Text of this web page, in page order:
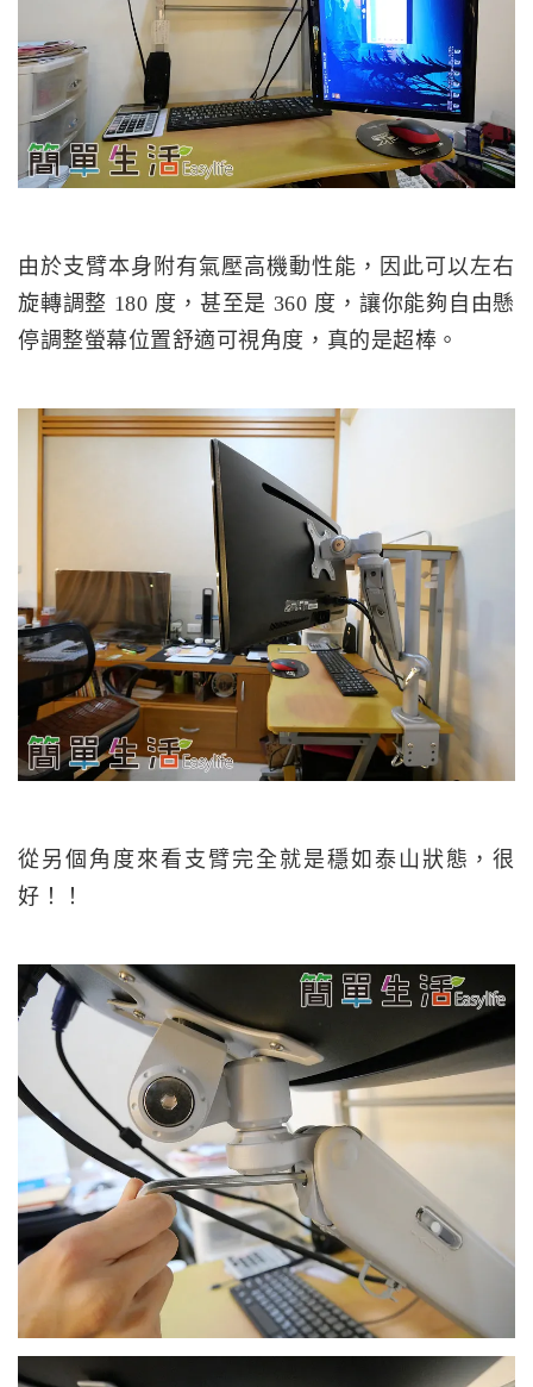
由於支臂本身附有氣壓高機動性能，因此可以左右
旋轉調整 180 度，甚至是 360 度，讓你能夠自由懸
停調整螢幕位置舒適可視角度，真的是超棒。
從另個角度來看支臂完全就是穩如泰山狀態，很
好！！